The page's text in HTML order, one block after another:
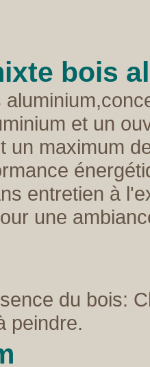
bois
et un
un maximum
entretien à
une
du bois:
peindre.